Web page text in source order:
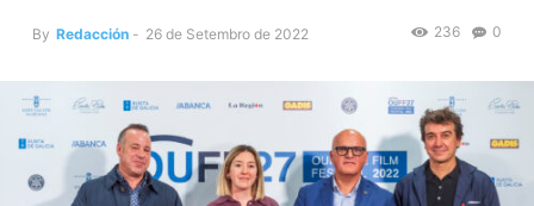
By Redacción - 26 de Setembro de 2022 0
236